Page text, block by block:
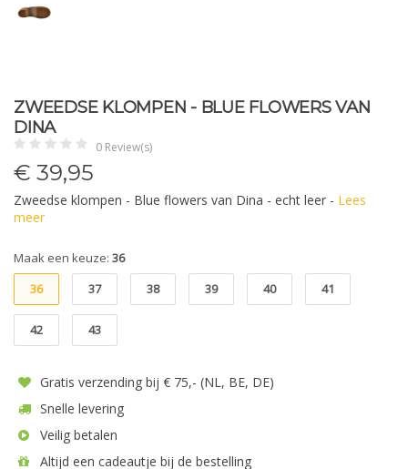
ZWEEDSE KLOMPEN - BLUE FLOWERS VAN
DINA
0 Review(s)
€ 39,95
Zweedse klompen - Blue flowers van Dina - echt leer - Lees
meer
Maak een keuze: 36
36
37 38 39 40 41
42 43
Gratis verzending bij € 75,- (NL, BE, DE)
Snelle levering
Veilig betalen
Altijd een cadeautje bij de bestelling